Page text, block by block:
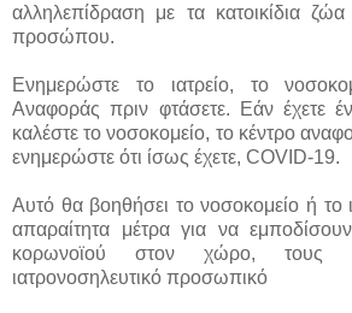
αλληλεπίδραση με τα κατοικίδια
προσώπου.
Ενημερώστε το ιατρείο, το
Αναφοράς πριν φτάσετε. Εάν έχετε
καλέστε το νοσοκομείο, το κέντρο
ενημερώστε ότι ίσως έχετε, COVID-19.
Αυτό θα βοηθήσει το νοσοκομείο ή το
απαραίτητα μέτρα για να
κορωνοϊού στον χώρο, τους
ιατρονοσηλευτικό προσωπικό